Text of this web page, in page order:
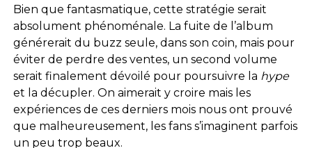
Bien que fantasmatique, cette stratégie serait
absolument phénoménale. La fuite de l’album
générerait du buzz seule, dans son coin, mais pour
éviter de perdre des ventes, un second volume
serait finalement dévoilé pour poursuivre la hype
et la décupler. On aimerait y croire mais les
expériences de ces derniers mois nous ont prouvé
que malheureusement, les fans s’imaginent parfois
un peu trop beaux.